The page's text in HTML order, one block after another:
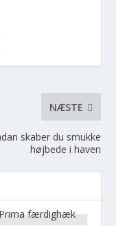
NÆSTE
skaber du smukke
højbede i haven